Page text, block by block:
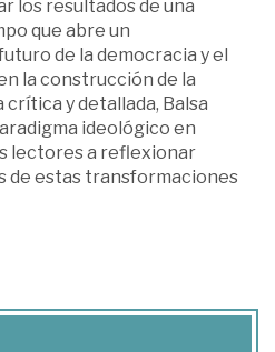
los resultados de una
que abre un
de la democracia y el
la construcción de la
crítica y detallada, Balsa
ideológico en
lectores a reflexionar
de estas transformaciones